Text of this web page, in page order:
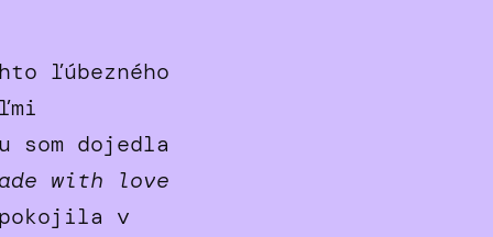
ľúbezného
dojedla
with love
v